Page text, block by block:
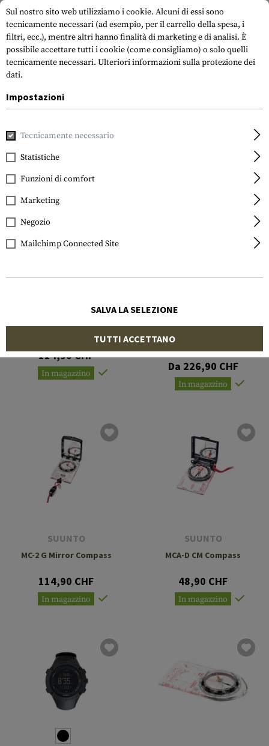
MC-2/G/6400 Mirror
114,90 CHF
In magazzino
SUUNTO
Da 226,90 CHF
In magazzino
SUUNTO
MC-2 G Mirror Compass
114,90 CHF
In magazzino
SUUNTO
MCA-D CM Compass
48,90 CHF
In magazzino
Sul nostro sito web utilizziamo i cookie. Alcuni di essi sono
tecnicamente necessari (ad esempio, per il carrello della spesa, i
filtri, ecc.), mentre altri hanno finalità di marketing e di analisi. È
possibile accettare tutti i cookie (come consigliamo) o solo quelli
tecnicamente necessari. Ulteriori informazioni sulla protezione dei
dati.
Impostazioni
Tecnicamente necessario
Statistiche
Funzioni di comfort
Marketing
Negozio
Mailchimp Connected Site
SALVA LA SELEZIONE
TUTTI ACCETTANO